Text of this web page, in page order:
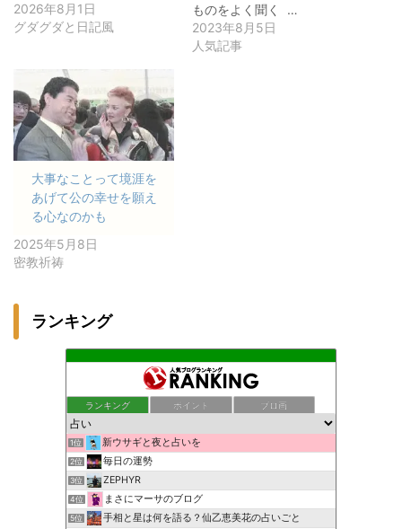
2026年8月1日
グダグダと日記風
ものをよく聞く …
2023年8月5日
人気記事
大事なことって境涯を
あげて公の幸せを願え
る心なのかも
2025年5月8日
密教祈祷
ランキング
ランキング ポイント ブロ画
1位 新ウサギと夜と占いを
2位 毎日の運勢
3位 ZEPHYR
4位 まさにマーサのブログ
5位 手相と星は何を語る？仙乙恵美花の占いごと